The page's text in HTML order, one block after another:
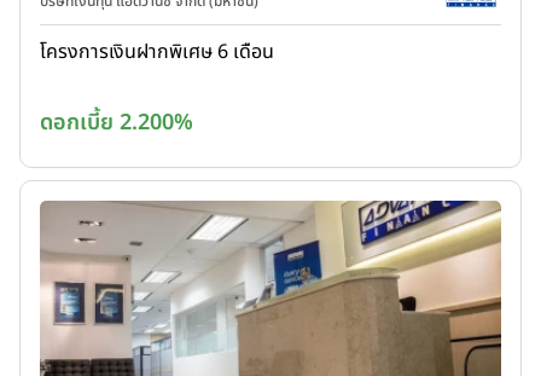
โครงการเงินฝากพิเศษ 6 เดือน
ดอกเบี้ย 2.200%